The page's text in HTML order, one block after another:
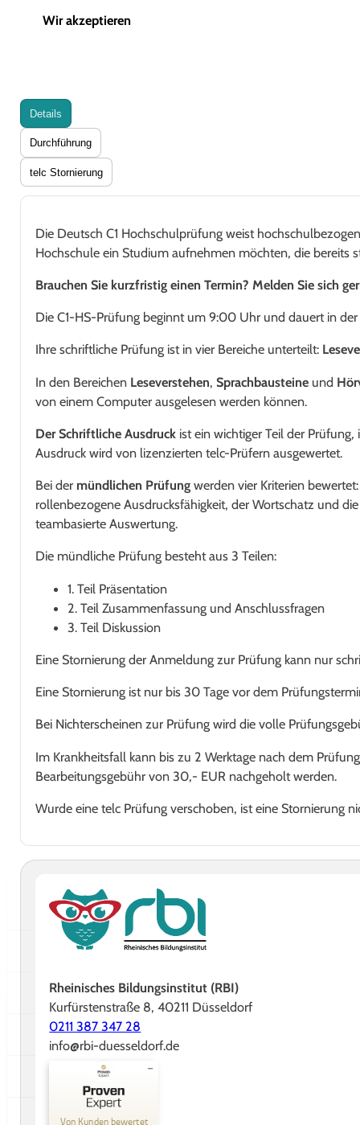
Wir akzeptieren
Details
Durchführung
telc Stornierung
Die Deutsch C1 Hochschulprüfung weist
Hochschule ein Studium aufnehmen möchten, die bereits
Brauchen Sie kurzfristig einen Termin? Melden Sie sich
Die C1-HS-Prüfung beginnt um 9:00 Uhr und dauert in der
Ihre schriftliche Prüfung ist in vier Bereiche unterteilt:
In den Bereichen Leseverstehen, Sprachbausteine und
von einem Computer ausgelesen werden können.
Der Schriftliche Ausdruckist ein wichtiger Teil der Prüfung,
Ausdruck wird von lizenzierten telc-Prüfern ausgewertet.
Bei der mündlichen Prüfungwerden vier Kriterien
rollenbezogene Ausdrucksfähigkeit, der Wortschatz und
teambasierte Auswertung.
Die mündliche Prüfung besteht aus 3 Teilen:
1. Teil Präsentation
2. Teil Zusammenfassung und Anschlussfragen
3. Teil Diskussion
Eine Stornierung der Anmeldung zur Prüfung kann nur
Eine Stornierung ist nur bis 30 Tage vor dem
Bei Nichterscheinen zur Prüfung wird die volle
Im Krankheitsfall kann bis zu 2 Werktage nach dem
Bearbeitungsgebühr von 30,- EUR nachgeholt werden.
Wurde eine telc Prüfung verschoben, ist eine Stornierung
Rheinisches Bildungsinstitut (RBI)
Kurfürstenstraße 8, 40211 Düsseldorf
0211 387 347 28
info@rbi-duesseldorf.de
Von Kunden bewertet
Kundenbewertungen und Erfahrungen zu
Rheinisches Bildungsinstitut GmbH